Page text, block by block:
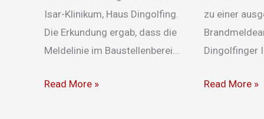
Isar-Klinikum, Haus Dingolfing.
Die Erkundung ergab, dass die
Meldelinie im Baustellenberei...
Read More »
zu einer
Dingolfinger
Read More »